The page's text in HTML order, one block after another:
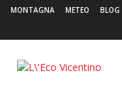
MONTAGNA METEO BLOG
L'Eco